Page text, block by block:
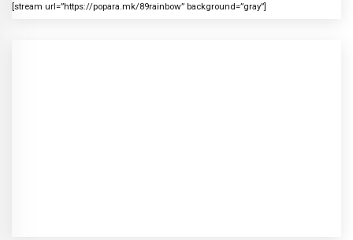
[stream url=”https://popara.mk/89rainbow” background=”gray”]